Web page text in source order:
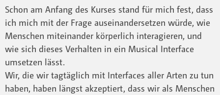
Schon am Anfang des Kurses stand für mich fest, dass
ich mich mit der Frage auseinandersetzen würde, wie
Menschen miteinander körperlich interagieren, und
wie sich dieses Verhalten in ein Musical Interface
umsetzen lässt.
Wir, die wir tagtäglich mit Interfaces aller Arten zu tun
haben, haben längst akzeptiert, dass wir als Menschen